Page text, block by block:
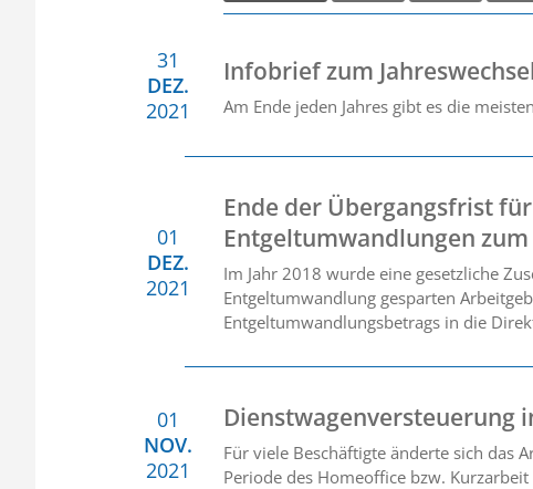
31
DEZ.
2021
Infobrief zum
Am Ende jeden Jahres gibt es die
01
DEZ.
2021
Ende der Übergangsfrist
Entgeltumwandlungen zum
Im Jahr 2018 wurde eine gesetzliche
Entgeltumwandlung gesparten
Entgeltumwandlungsbetrags in die
01
NOV.
2021
Dienstwagenversteuerung
Für viele Beschäftigte änderte sich das
Periode des Homeoffice bzw.